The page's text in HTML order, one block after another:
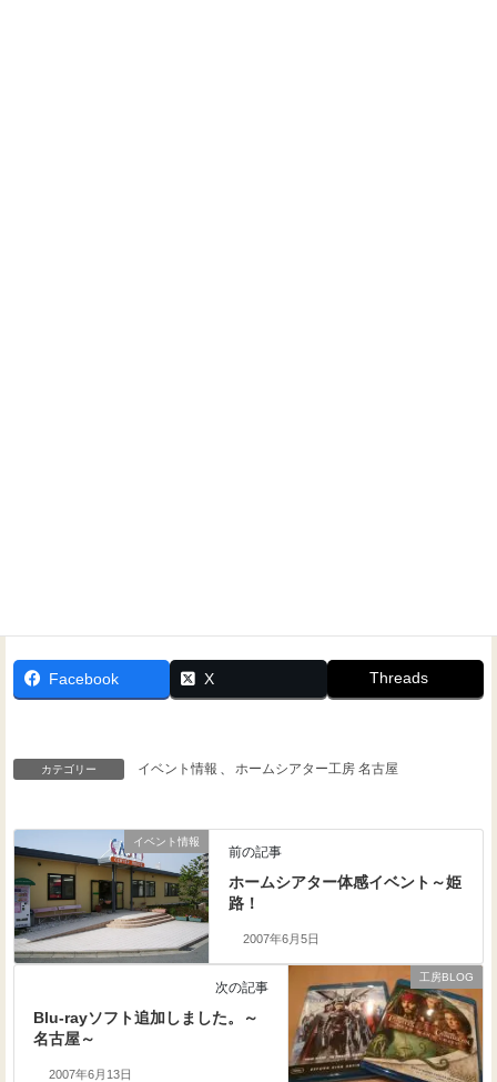
Facebook X Threads
カテゴリー イベント情報 ホームシアター工房 名古屋
イベント情報
前の記事
ホームシアター体感イベント～姫
路！
2007年6月5日
工房BLOG
次の記事
Blu-rayソフト追加しました。～
名古屋～
2007年6月13日